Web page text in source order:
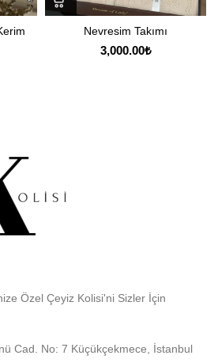
Nevresim Takımı
3,000.00₺
Özel Çeyiz Kolisi'ni Sizler İçin
Cad. No: 7 Küçükçekmece, İstanbul